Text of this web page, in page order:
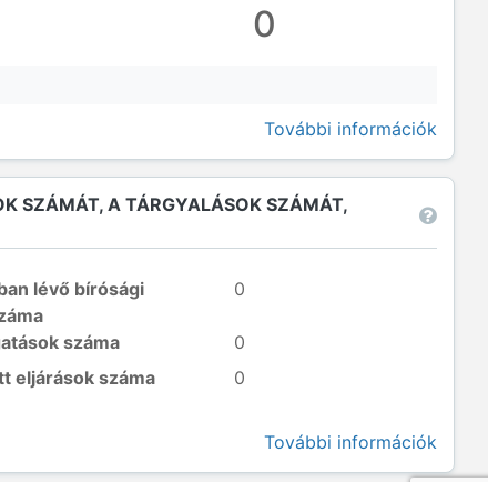
0
További információk
SZÁMÁT, A TÁRGYALÁSOK SZÁMÁT,
lévő bírósági
0
száma
0
eljárások száma
0
További információk